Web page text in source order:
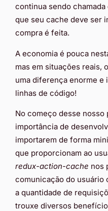
continua sendo
que seu cache deve ser
compra é feita.
A economia é pouca
mas em situações reais, o
uma diferença enorme e
linhas de código!
No começo desse nosso
importância de
importarem de forma
que proporcionam ao
redux-action-cache nos
comunicação do usuário
a quantidade de
trouxe diversos